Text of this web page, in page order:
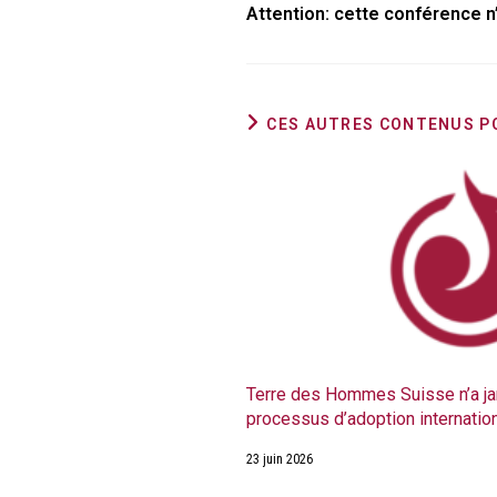
Attention: cette conférence
CES AUTRES CONTENUS
Terre des Hommes Suisse n’a
processus d’adoption
23 juin 2026